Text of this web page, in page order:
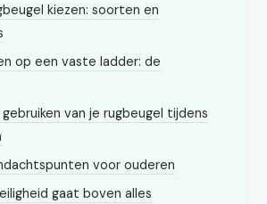
kiezen: soorten en
op een vaste ladder: de
van je rugbeugel tijdens
voor ouderen
gaat boven alles